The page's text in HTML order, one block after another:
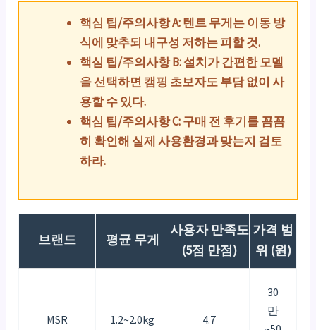
핵심 팁/주의사항 A: 텐트 무게는 이동 방
식에 맞추되 내구성 저하는 피할 것.
핵심 팁/주의사항 B: 설치가 간편한 모델
을 선택하면 캠핑 초보자도 부담 없이 사
용할 수 있다.
핵심 팁/주의사항 C: 구매 전 후기를 꼼꼼
히 확인해 실제 사용환경과 맞는지 검토
하라.
브랜드 평균 무게
사용자 만족도
(5점 만점)
가격 범
위 (원)
MSR 1.2~2.0kg 4.7
30
만